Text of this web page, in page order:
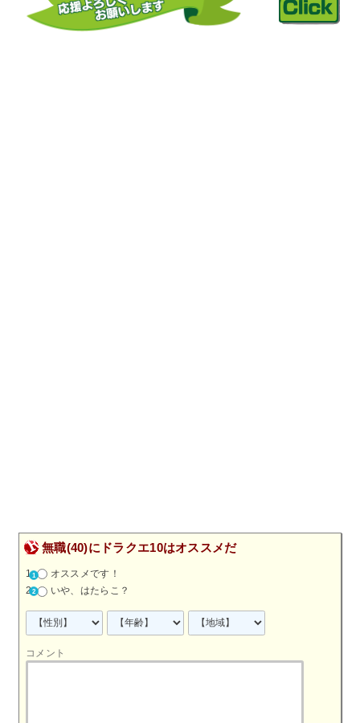
無職(40)にドラクエ10はオススメだ
オススメです！
いや、はたらこ？
コメント